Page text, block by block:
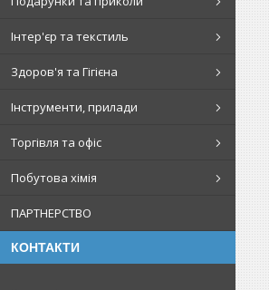
Інтер'єр та текстиль
Здоров'я та Гігієна
Інструменти, прилади
Торгівля та офіс
Побутова хімія
ПАРТНЕРСТВО
КОНТАКТИ